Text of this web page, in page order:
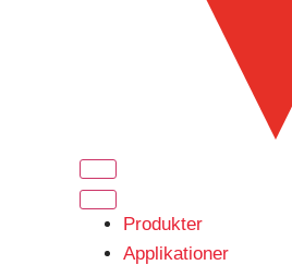
Produkter
Applikationer